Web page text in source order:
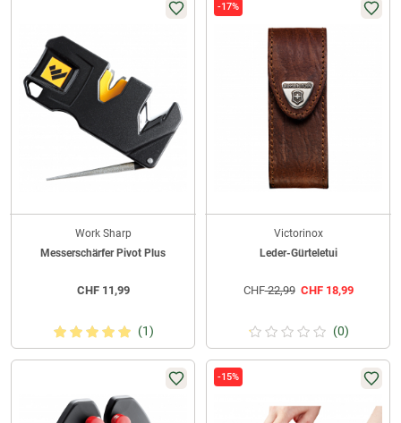
Work Sharp
Messerschärfer Pivot Plus
CHF11,99
(1)
-17%
Victorinox
Leder-Gürteletui
CHF22,99 CHF18,99
(0)
-15%